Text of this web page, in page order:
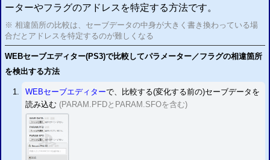
ーターやフラグのアドレスを特定する方法です。
※ 相違箇所の比較は、セーブデータの中身が大きく書き換わっている場
合だとアドレスを特定するのが難しくなる
WEBセーブエディター(PS3)で比較してパラメーター／フラグの相違箇所
を検出する方法
WEBセーブエディターで、比較する(変化する前の)セーブデータを
読み込む (PARAM.PFDとPARAM.SFOを含む)